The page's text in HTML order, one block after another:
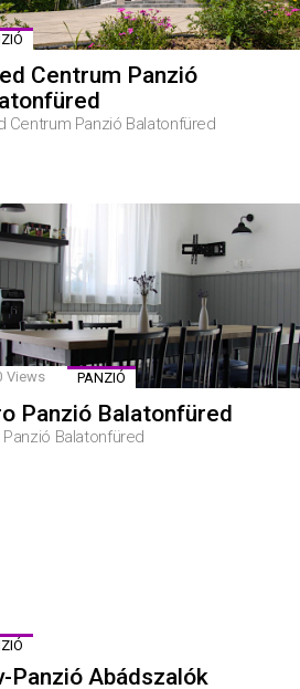
Centrum Panzió
Centrum Panzió Balatonfüred
Views PANZIÓ
Panzió Balatonfüred
Panzió Balatonfüred
Panzió Abádszalók